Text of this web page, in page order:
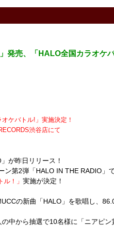
、「HALO全国カラオケバ
ケバトル!」実施決定！
渋谷店にて
が昨日リリース！
第2弾「HALO IN THE RADIO
ル！」 実施が決定！
の新曲「HALO」を歌唱し、
中から抽選で10名様に「ニアピ